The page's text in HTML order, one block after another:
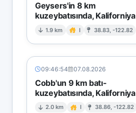
Geysers'in 8 km
kuzeybatısında, Kaliforniya
1.9 km I 38.83, -122.82
09:46:54 07.08.2026
Cobb'un 9 km batı-
kuzeybatısında, Kaliforniya
2.0 km I 38.86, -122.82